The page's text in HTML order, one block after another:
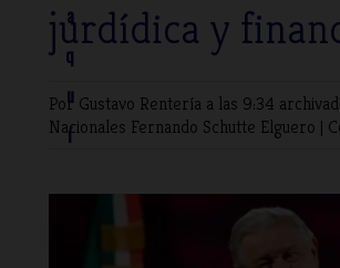
a
q
u
í
jurdídica y
Por Gustavo Rentería a las 9:34
Nacionales Fernando Schutte Elguero |